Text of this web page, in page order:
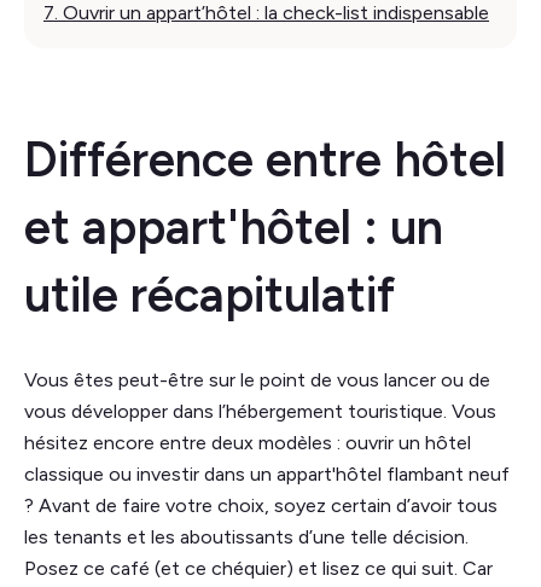
7. Ouvrir un appart’hôtel : la check-list indispensable
Différence entre hôtel
et appart'hôtel : un
utile récapitulatif
Vous êtes peut-être sur le point de vous lancer ou de
vous développer dans l’hébergement touristique. Vous
hésitez encore entre deux modèles : ouvrir un hôtel
classique ou investir dans un appart'hôtel flambant neuf
? Avant de faire votre choix, soyez certain d’avoir tous
les tenants et les aboutissants d’une telle décision.
Posez ce café (et ce chéquier) et lisez ce qui suit. Car